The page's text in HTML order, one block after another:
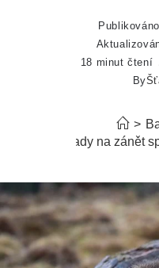
18 minut čtení
By
>
Babské rady na zánět